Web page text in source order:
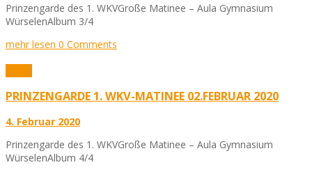
Prinzengarde des 1. WKVGroße Matinee – Aula Gymnasium
WürselenAlbum 3/4
mehr lesen 0 Comments
PRINZENGARDE 1. WKV-MATINEE 02.FEBRUAR 2020
4. Februar 2020
Prinzengarde des 1. WKVGroße Matinee – Aula Gymnasium
WürselenAlbum 4/4